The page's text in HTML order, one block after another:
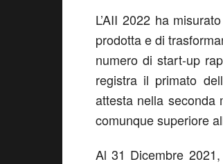
L’AII 2022 ha
prodotta e di
numero di start-up
registra il primato
attesta nella seconda
comunque superiore
Al 31 Dicembre